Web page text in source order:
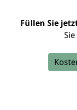
Füllen Sie